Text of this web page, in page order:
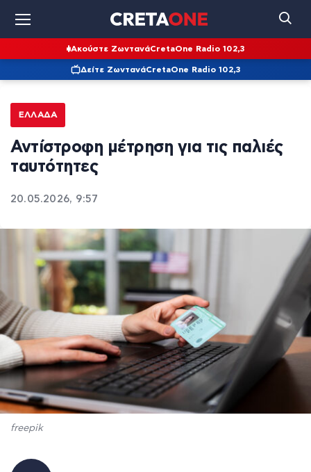
Ακούστε ΖωντανάCretaOne Radio 102,3
Δείτε ΖωντανάCretaOne Radio 102,3
ΕΛΛΆΔΑ
Αντίστροφη μέτρηση για τις παλιές
ταυτότητες
20.05.2026, 9:57
freepik